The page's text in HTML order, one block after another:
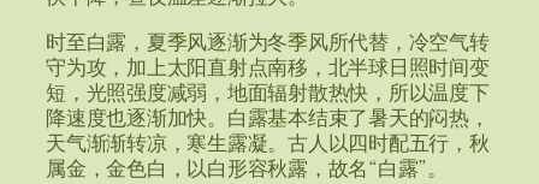
时至白露，夏季风逐渐为冬季风所代替，冷空气转
守为攻，加上太阳直射点南移，北半球日照时间变
短，光照强度减弱，地面辐射散热快，所以温度下
降速度也逐渐加快。白露基本结束了暑天的闷热，
天气渐渐转凉，寒生露凝。古人以四时配五行，秋
属金，金色白，以白形容秋露，故名“白露”。